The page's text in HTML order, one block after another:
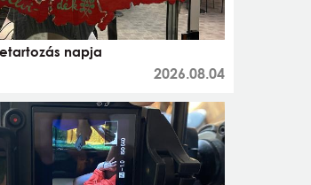
napja
2026.08.04